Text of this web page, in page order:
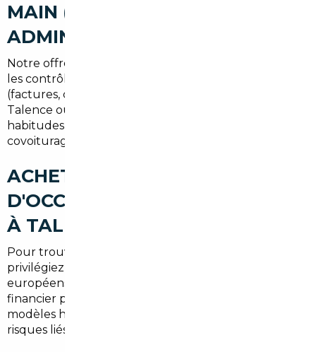
MAIN (RECHERCHE,
ADMINISTRATIF, LIVRAISON)
Notre offre locale inclut la recherche personnalisée,
les contrôles techniques, la gestion administrative
(factures, certificats de conformité) et la livraison à
Talence ou Bordeaux. Nous nous adaptons aux
habitudes de mobilité locales : trajets domicile-travail,
covoiturage et usage périurbain.
ACHETER UNE VOITURE
D'OCCASION AU MEILLEUR PRIX
À TALENCE (SYNTHÈSE)
Pour trouver un véhicule fiable et économique,
privilégiez un courtier local qui maîtrise les marchés
européens et les spécificités de la Gironde. Le gain
financier peut être significatif, surtout sur les
modèles hybrides et premium, et le service évite les
risques liés à l'import.